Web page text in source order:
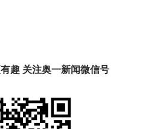
趣 关注奥一新闻微信号